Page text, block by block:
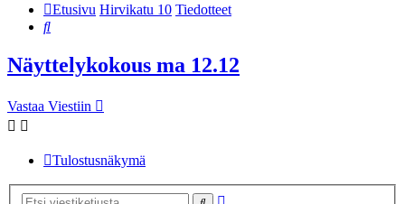
Etusivu Hirvikatu 10 Tiedotteet
Etsi
Näyttelykokous ma 12.12
Vastaa Viestiin
Tulostusnäkymä